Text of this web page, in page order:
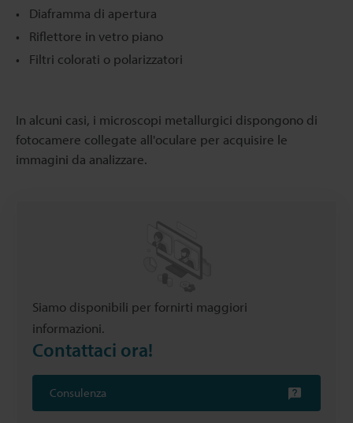
Diaframma di apertura
Riflettore in vetro piano
Filtri colorati o polarizzatori
In alcuni casi, i microscopi metallurgici dispongono di
fotocamere collegate all'oculare per acquisire le
immagini da analizzare.
Siamo disponibili per fornirti maggiori
informazioni.
Contattaci ora!
Consulenza